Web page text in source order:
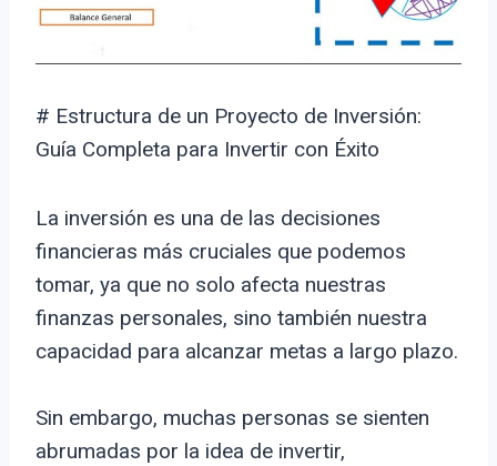
# Estructura de un Proyecto de Inversión:
Guía Completa para Invertir con Éxito
La inversión es una de las decisiones
financieras más cruciales que podemos
tomar, ya que no solo afecta nuestras
finanzas personales, sino también nuestra
capacidad para alcanzar metas a largo plazo.
Sin embargo, muchas personas se sienten
abrumadas por la idea de invertir,